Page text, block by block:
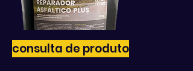
consulta de produto